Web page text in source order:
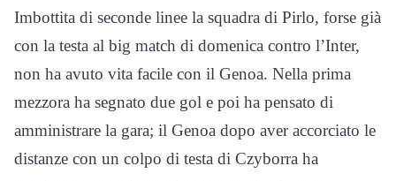
Imbottita di seconde linee la squadra di Pirlo, forse già
con la testa al big match di domenica contro l’Inter,
non ha avuto vita facile con il Genoa. Nella prima
mezzora ha segnato due gol e poi ha pensato di
amministrare la gara; il Genoa dopo aver accorciato le
distanze con un colpo di testa di Czyborra ha